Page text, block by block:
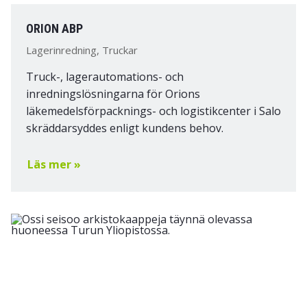
ORION ABP
Lagerinredning, Truckar
Truck-, lagerautomations- och
inredningslösningarna för Orions
läkemedelsförpacknings- och logistikcenter i Salo
skräddarsyddes enligt kundens behov.
Läs mer »